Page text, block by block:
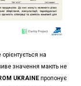
на
значення мають не
UKRAINEпропонує